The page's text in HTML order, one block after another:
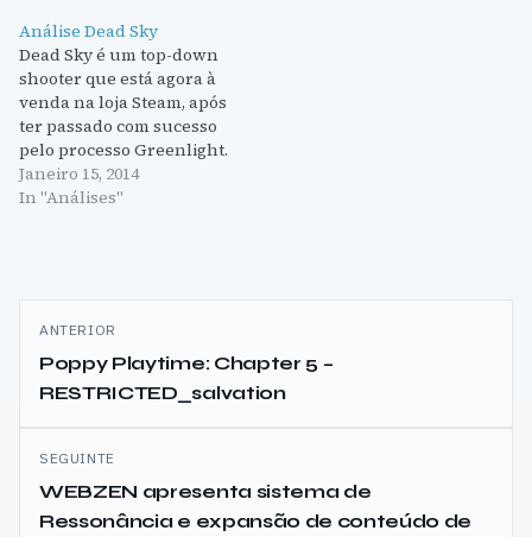
Análise Dead Sky
Dead Sky é um top-down
shooter que está agora à
venda na loja Steam, após
ter passado com sucesso
pelo processo Greenlight.
Enquadra-se no género
zombie survival, e com
nos as opções…
Janeiro 15, 2014
In "Análises"
Navegação
de
artigos
ANTERIOR
Poppy Playtime: Chapter 5 –
RESTRICTED_salvation
SEGUINTE
WEBZEN apresenta sistema de
Ressonância e expansão de conteúdo de